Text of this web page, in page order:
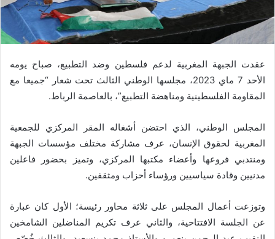
عقدت الجبهة المغربية لدعم فلسطين وضد التطبيع، صباح يومه
الأحد 7 ماي 2023، مجلسها الوطني الثالث تحت شعار “جميعا مع
المقاومة الفلسطينية ومناهضة التطبيع”، بالعاصمة الرباط.
المجلس الوطني، الذي احتضن أشغاله المقر المركزي للجمعية
المغربية لحقوق الإنسان، عرف مشاركة مختلف مؤسسات الجبهة
ومنتدبي فروعها وأعضاء مكتبها المركزي، وتميز بحضور فاعلين
مدنيين وقادة سياسيين ورؤساء أحزاب ومثقفين.
وتوزعت أعمال المجلس على ثلاثة محاور رئيسة؛ الأول كان عبارة
عن الجلسة الافتتاحية، والثاني عرف تكريم المناضلين الشامخين